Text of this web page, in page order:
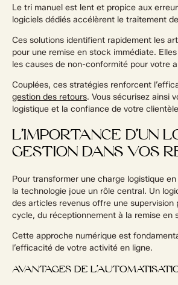
Le tri manuel est lent et propice aux
logiciels dédiés accélèrent le traitement
Ces solutions identifient rapidement les
pour une remise en stock immédiate.
les causes de non-conformité pour votre
Couplées, ces stratégies renforcent
gestion des retours. Vous sécurisez ainsi
logistique et la confiance de votre
L’IMPORTANCE D’UN
GESTION DANS VOS
Pour transformer une charge logistique
la technologie joue un rôle central. Un
des articles revenus offre une supervision
cycle, du réceptionnement à la remise en
Cette approche numérique est
l’efficacité de votre activité en ligne.
AVANTAGES DE